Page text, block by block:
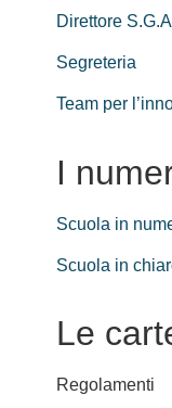
Direttore
Segreteria
Team per
I
Scuola in
Scuola in
Le
Regolamenti